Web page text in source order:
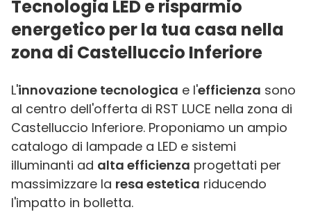
Tecnologia LED e risparmio
energetico per la tua casa nella
zona di Castelluccio Inferiore
L'innovazione tecnologica e l'efficienza sono
al centro dell'offerta di RST LUCE nella zona di
Castelluccio Inferiore. Proponiamo un ampio
catalogo di lampade a LED e sistemi
illuminanti ad alta efficienza progettati per
massimizzare la resa estetica riducendo
l'impatto in bolletta.